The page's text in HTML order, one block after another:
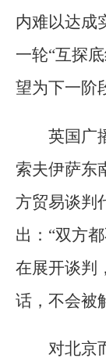
内难以达成
一轮“互探
望为下一阶
英国广
索夫伊萨东
方贸易谈判
出：“双方
在展开谈判
话，不会被
对北京